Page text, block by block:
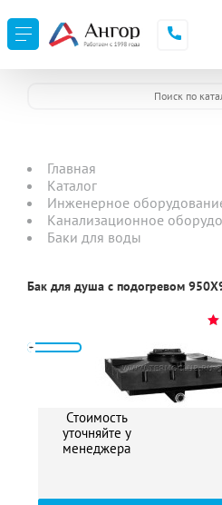
Главная
Каталог
Инженерное
Канализационное
Баки для воды
Бак для душа с подогревом
Стоимость
уточняйте у
менеджера